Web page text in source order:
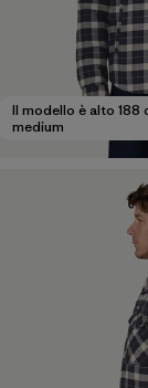
Il modello è alto 188
medium